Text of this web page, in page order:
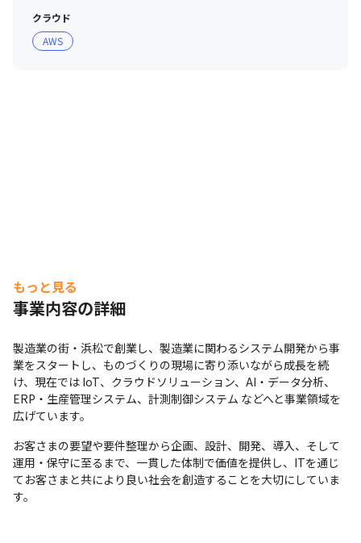
クラウド
AWS
もっと見る
事業内容の詳細
製造業の街・浜松で創業し、製造業に関わるシステム開発から事
業をスタートし、ものづくりの現場に寄り添いながら成長を続
け、現在では IoT、クラウドソリューション、AI・データ分析、
ERP・生産管理システム、計測制御システム などへと事業領域を
広げています。
お客さまの要望や要件整理から企画、設計、開発、導入、そして
運用・保守に至るまで、一貫した体制で価値を提供し、ITを通じ
てお客さまと共により良い社会を創造することを大切にしていま
す。